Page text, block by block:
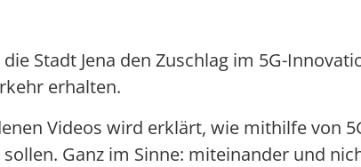
City
Team 5G
die Stadt Jena den Zuschlag im 5G-
erhalten.
Videos wird erklärt, wie mithilfe von
Ganz im Sinne: miteinander und